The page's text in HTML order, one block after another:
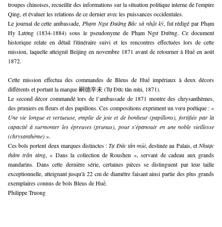
troupes chinoises, recueillir des informations sur la situation politique interne de l'empire
Qing, et évaluer les relations de ce dernier avec les puissances occidentales.
Le journal de cette ambassade, Phạm Ngư Đường Bắc sà nhật ký, fut rédigé par Phạm
Hy Lượng (1834-1884) sous le pseudonyme de Phạm Ngư Đường. Ce document
historique relate en détail l'itinéraire suivi et les rencontres effectuées lors de cette
mission, laquelle atteignit Beijing en novembre 1871 avant de retourner à Huế en août
1872.
Cette mission effectua des commandes de Bleus de Huế impériaux à deux décors
différents et portant la marque 嗣德辛未 (Tự Đức tân mùi, 1871).
Le second décor commandé lors de l’ambassade de 1871 montre des chrysanthèmes,
Une vie longue et vertueuse, emplie de joie et de bonheur (papillons), fortifiée par la
capacité à surmonter les épreuves (prunus), pour s'épanouir en une noble vieillesse
(chrysanthème) ».
Ces bols portent deux marques distinctes : Tự Đức tân mùi, destinée au Palais, et Nhược
thâm trân tàng, « Dans la collection de Roushen », servant de cadeau aux grands
mandarins. Dans cette dernière série, certaines pièces se distinguent par leur taille
exceptionnelle, atteignant jusqu'à 22 cm de diamètre faisant ainsi partie des plus grands
exemplaires connus de bols Bleus de Huế.
Philippe Truong